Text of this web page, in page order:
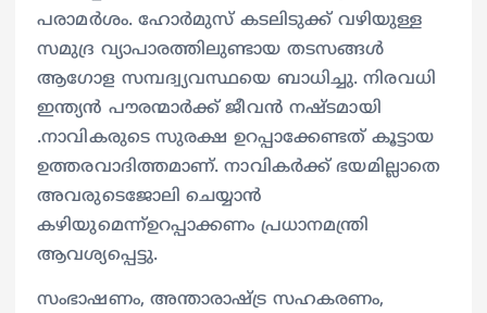
പരാമര്‍ശം. ഹോര്‍മുസ് കടലിടുക്ക് വഴിയുള്ള
സമുദ്ര വ്യാപാരത്തിലുണ്ടായ തടസങ്ങള്‍
ആഗോള സമ്പദ്വ്യവസ്ഥയെ ബാധിച്ചു. നിരവധി
ഇന്ത്യന്‍ പൗരന്മാര്‍ക്ക് ജീവന്‍ നഷ്ടമായി
.നാവികരുടെ സുരക്ഷ ഉറപ്പാക്കേണ്ടത് കൂട്ടായ
ഉത്തരവാദിത്തമാണ്. നാവികര്‍ക്ക് ഭയമില്ലാതെ
അവരുടെജോലി ചെയ്യാന്‍
കഴിയുമെന്ന്ഉറപ്പാക്കണം പ്രധാനമന്ത്രി
ആവശ്യപ്പെട്ടു.
സംഭാഷണം, അന്താരാഷ്ട്ര സഹകരണം,